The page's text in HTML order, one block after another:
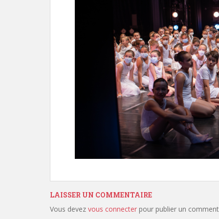
LAISSER UN COMMENTAIRE
Vous devez vous connecter pour publier un